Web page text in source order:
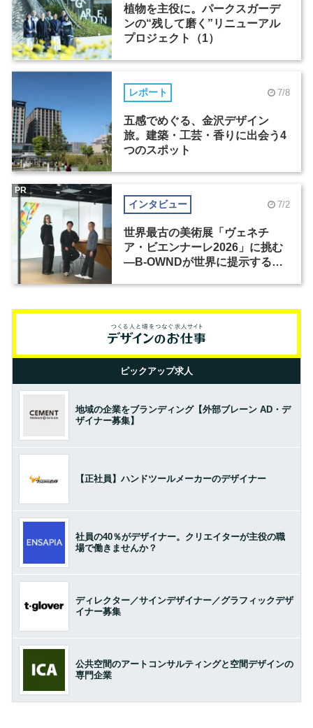
植物を主役に。パークスガーデ
ンの“残して磨く”リニューアル
プロジェクト（1）
レポート 7/8
五感でめぐる、金沢デザイン
旅。建築・工芸・香りに出会う4
つのスポット
インタビュー 7/2
世界最古の美術展「ヴェネチ
ア・ビエンナーレ2026」に挑む
―B-OWNDが世界に提示する美
PR
ピックアップ求人
地域の企業をブランディング【外部ブレーン AD・デ
ザイナー募集】
【正社員】ハンドツールメーカーのデザイナー
社員の40％がデザイナー。クリエイターが主役の職
場で働きませんか？
ディレクター／サインデザイナー／グラフィックデザ
イナー募集
公共空間のアートコンサルティングと空間デザインの
専門企業